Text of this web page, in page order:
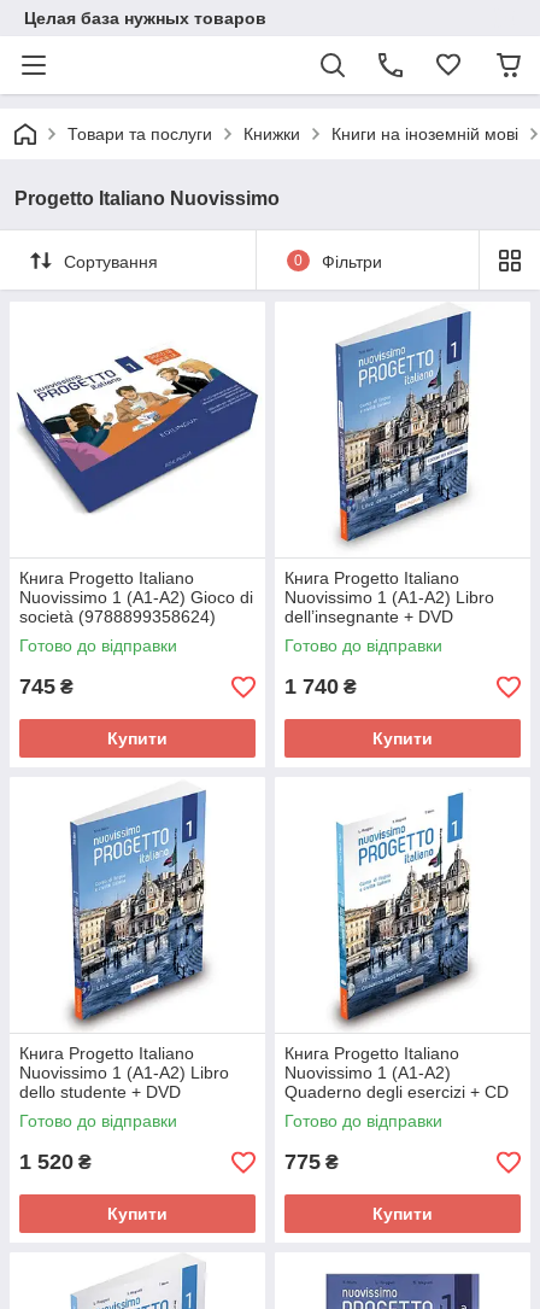
Целая база нужных товаров
Товари та послуги Книжки Книги на іноземній мові
Progetto Italiano Nuovissimo
Сортування 0 Фільтри
Книга Progetto Italiano
Nuovissimo 1 (A1-A2) Gioco di
società (9788899358624)
Edilingua
Готово до відправки
745 ₴
Купити
Книга Progetto Italiano
Nuovissimo 1 (A1-A2) Libro
dell’insegnante + DVD
(9788899358549) Edilingua
Готово до відправки
1 740 ₴
Купити
Книга Progetto Italiano
Nuovissimo 1 (A1-A2) Libro
dello studente + DVD
(9788899358501) Edilingua
Готово до відправки
1 520 ₴
Купити
Книга Progetto Italiano
Nuovissimo 1 (A1-A2)
Quaderno degli esercizi + CD
Audio (9788899358525)
Edilingua
Готово до відправки
775 ₴
Купити